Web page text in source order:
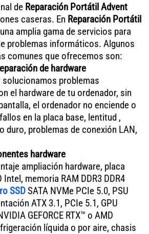
de Reparación Portátil Advent
caseras. En Reparación Portátil
amplia gama de servicios para
problemas informáticos. Algunos
comunes que ofrecemos son:
de hardware
problemas
el hardware de tu ordenador, sin
el ordenador no enciende o
en la placa base, lentitud ,
duro, problemas de conexión LAN,
hardware
ampliación hardware, placa
Intel, memoria RAM DDR3 DDR4
SSDSATA NVMe PCIe 5.0, PSU
ATX 3.1, PCIe 5.1, GPU
GEFORCE RTX™ o AMD
líquida o por aire, chasis